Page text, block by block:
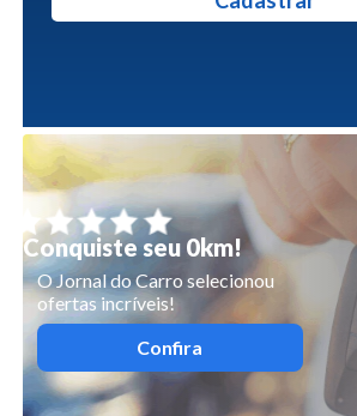
Conquiste seu 0km!
O Jornal do Carro selecionou
ofertas incríveis!
Confira